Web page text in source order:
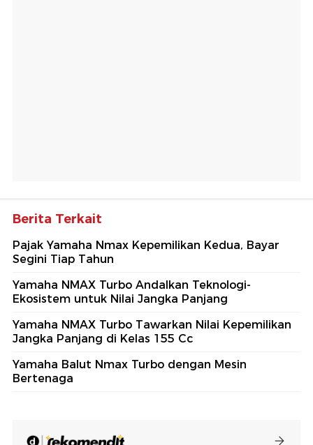
Berita Terkait
Pajak Yamaha Nmax Kepemilikan Kedua, Bayar
Segini Tiap Tahun
Yamaha NMAX Turbo Andalkan Teknologi-
Ekosistem untuk Nilai Jangka Panjang
Yamaha NMAX Turbo Tawarkan Nilai Kepemilikan
Jangka Panjang di Kelas 155 Cc
Yamaha Balut Nmax Turbo dengan Mesin
Bertenaga